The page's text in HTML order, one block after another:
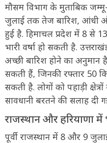
मौसम विभाग के मुताबिक
जुलाई तक तेज बारिश, आंधी
हुई है. हिमाचल प्रदेश में 8 से
भारी वर्षा हो सकती है.
अच्छी बारिश होने का अनुमान
सकती हैं, जिनकी रफ्तार 50
सकती है. लोगों को पहाड़ी
सावधानी बरतने की सलाह दी
राजस्थान और हरियाणा में
पूर्वी राजस्थान में 8 और 9